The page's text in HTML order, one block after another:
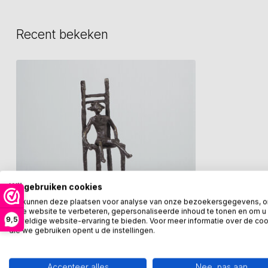
9,5
Recent bekeken
Beeld Meisje op stoel
Wij gebruiken cookies
We kunnen deze plaatsen voor analyse van onze bezoekersgegevens,
onze website te verbeteren, gepersonaliseerde inhoud te tonen en om u
geweldige website-ervaring te bieden. Voor meer informatie over de
die we gebruiken opent u de instellingen.